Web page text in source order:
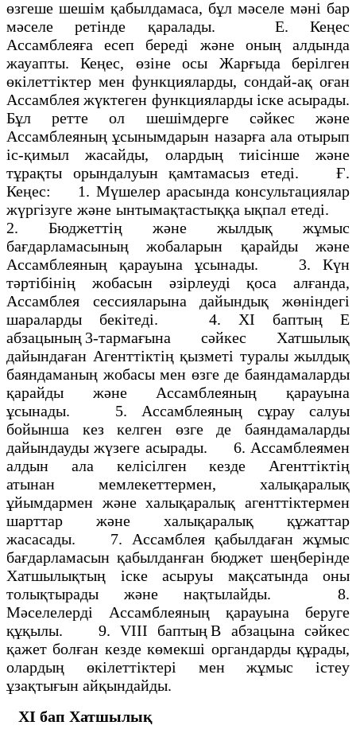
өзгеше шешім қабылдамаса, бұл мәселе мәні бар
мәселе ретінде қаралады. Е. Кеңес
Ассамблеяға есеп береді және оның алдында
жауапты. Кеңес, өзіне осы Жарғыда берілген
өкілеттіктер мен функцияларды, сондай-ақ оған
Ассамблея жүктеген функцияларды іске асырады.
Бұл ретте ол шешімдерге сәйкес және
Ассамблеяның ұсынымдарын назарға ала отырып
іс-қимыл жасайды, олардың тиісінше және
тұрақты орындалуын қамтамасыз етеді. Ғ.
Кеңес: 1. Мүшелер арасында консультациялар
жүргізуге және ынтымақтастыққа ықпал етеді.
2. Бюджеттің және жылдық жұмыс
бағдарламасының жобаларын қарайды және
Ассамблеяның қарауына ұсынады. 3. Күн
тәртібінің жобасын әзірлеуді қоса алғанда,
Ассамблея сессияларына дайындық жөніндегі
шараларды бекітеді. 4. XI баптың Е
абзацының 3-тармағына сәйкес Хатшылық
дайындаған Агенттіктің қызметі туралы жылдық
баяндаманың жобасы мен өзге де баяндамаларды
қарайды және Ассамблеяның қарауына
ұсынады. 5. Ассамблеяның сұрау салуы
бойынша кез келген өзге де баяндамаларды
дайындауды жүзеге асырады. 6. Ассамблеямен
алдын ала келісілген кезде Агенттіктің
атынан мемлекеттермен, халықаралық
ұйымдармен және халықаралық агенттіктермен
шарттар және халықаралық құжаттар
жасасады. 7. Ассамблея қабылдаған жұмыс
бағдарламасын қабылданған бюджет шеңберінде
Хатшылықтың іске асыруы мақсатында оны
толықтырады және нақтылайды. 8.
Мәселелерді Ассамблеяның қарауына беруге
құқылы. 9. VIII баптың В абзацына сәйкес
қажет болған кезде көмекші органдарды құрады,
олардың өкілеттіктері мен жұмыс істеу
ұзақтығын айқындайды.
ХІ бап Хатшылық